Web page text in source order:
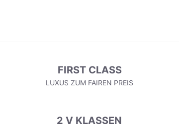
FIRST CLASS
LUXUS ZUM FAIREN PREIS
2 V KLASSEN